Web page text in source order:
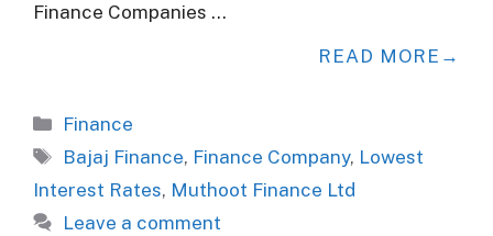
Finance Companies …
READ MORE
Categories
Finance
Tags
Bajaj Finance, Finance Company, Lowest
Interest Rates, Muthoot Finance Ltd
Leave a comment